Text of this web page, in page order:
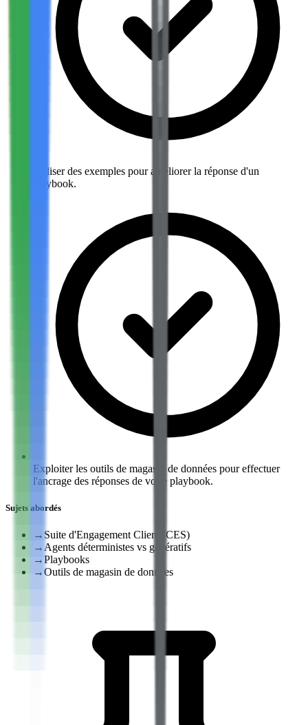
Utiliser des exemples pour améliorer la réponse d'un
playbook.
Exploiter les outils de magasin de données pour effectuer
l'ancrage des réponses de votre playbook.
Sujets abordés
→ Suite d'Engagement Client (CES)
→ Agents déterministes vs génératifs
→Playbooks
→Outils de magasin de données